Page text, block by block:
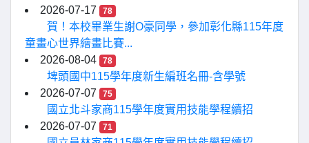
2026-07-17
78
賀！本校畢業生謝O豪同學，參加彰化縣115年度
童畫心世界繪畫比賽...
2026-08-04
78
埤頭國中115學年度新生編班名冊-含學號
2026-07-07
75
國立北斗家商115學年度實用技能學程續招
2026-07-07
71